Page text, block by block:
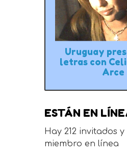
Uruguay
letras con
Arce
ESTÁN EN
Hay 212 invitados
miembro en línea